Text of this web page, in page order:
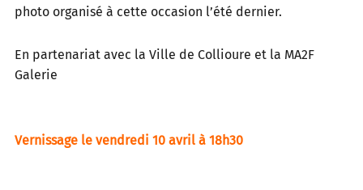
photo organisé à cette occasion l’été dernier.
En partenariat avec la Ville de Collioure et la MA2F
Galerie
Vernissage le vendredi 10 avril à 18h30